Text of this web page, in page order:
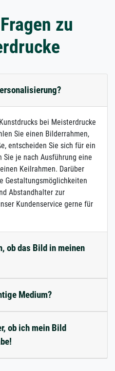
zu
bei Meisterdrucke
Sie einen Bilderrahmen,
entscheiden Sie sich für ein
Sie je nach Ausführung eine
Keilrahmen. Darüber
Gestaltungsmöglichkeiten
Abstandhalter zur
Kundenservice gerne für
ob das Bild in meinen
Medium?
ob ich mein Bild